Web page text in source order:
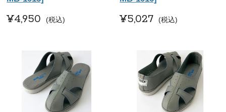
¥4,950 税込 ¥5,027 税込